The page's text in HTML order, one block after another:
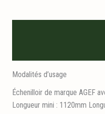
Modalités d’usage
Échenilloir de marque AGEF
Longueur mini : 1120mm